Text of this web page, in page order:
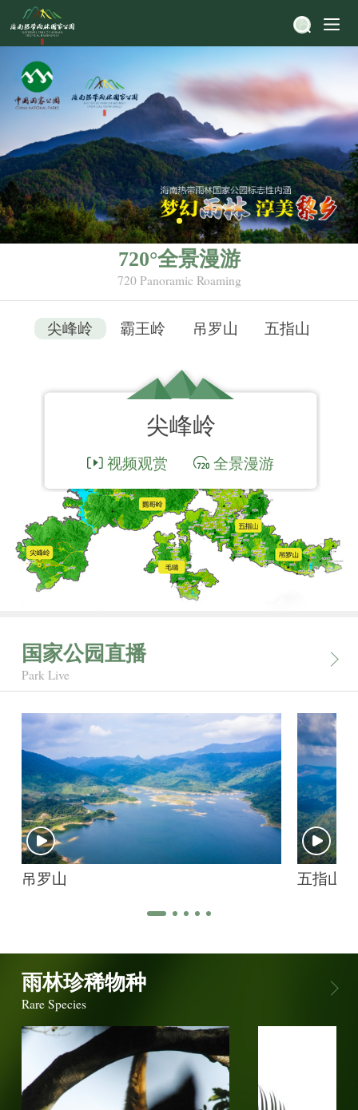
720°全景漫游
720 Panoramic Roaming
尖峰岭
视频观赏 全景漫游
尖峰岭 霸王岭 吊罗山 五指山
国家公园直播
Park Live
吊罗山 五指山
雨林珍稀物种
Rare Species